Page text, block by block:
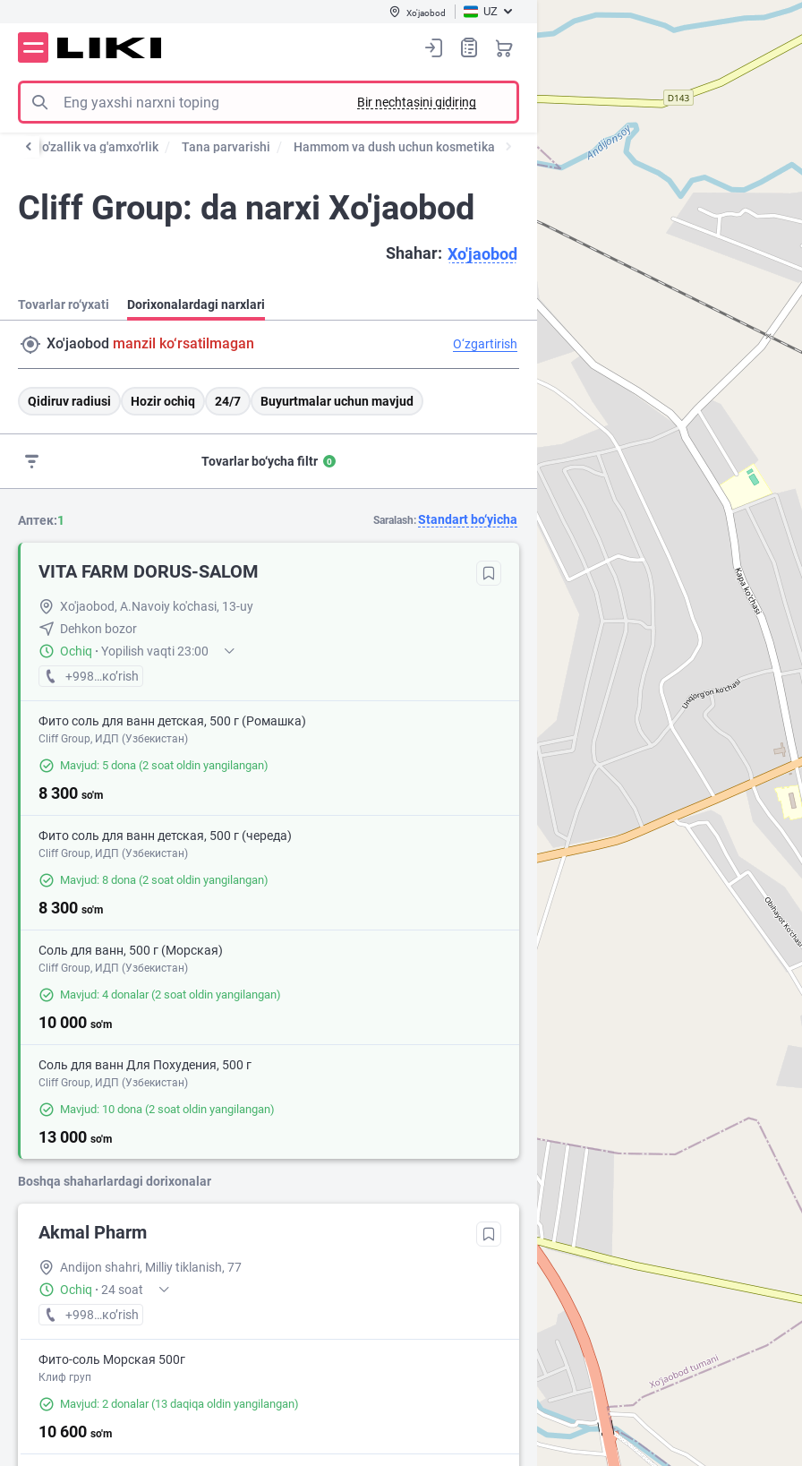
Xo'jaobod UZ
Bir nechtasini qidiring
Go'zallik va g'amxo'rlik Tana parvarishi Hammom va dush uchun kosmetika
Cliff Group: da narxi Xo'jaobod
Shahar: Xo'jaobod
Tovarlar ro‘yxati Dorixonalardagi narxlari
Xo'jaobod manzil ko‘rsatilmagan O‘zgartirish
Qidiruv radiusi Hozir ochiq 24/7 Buyurtmalar uchun mavjud
Tovarlar bo‘ycha filtr 0
Аптек:1 Saralash:Standart bo‘yicha
VITA FARM DORUS-SALOM
Xo'jaobod, A.Navoiy ko'chasi, 13-uy
Dehkon bozor
Ochiq · Yopilish vaqti 23:00
+998 (90) XXX-XX-XX
кo’rish
Фито соль для ванн детская, 500 г (Ромашка)
Cliff Group, ИДП (Узбекистан)
Mavjud: 5 dona (2 soat oldin yangilangan)
8 300 so'm
Фито соль для ванн детская, 500 г (череда)
Cliff Group, ИДП (Узбекистан)
Mavjud: 8 dona (2 soat oldin yangilangan)
8 300 so'm
Соль для ванн, 500 г (Морская)
Cliff Group, ИДП (Узбекистан)
Mavjud: 4 donalar(2 soat oldin yangilangan)
10 000 so'm
Соль для ванн Для Похудения, 500 г
Cliff Group, ИДП (Узбекистан)
Mavjud: 10 dona (2 soat oldin yangilangan)
13 000 so'm
Boshqa shaharlardagi dorixonalar
Akmal Pharm
Andijon shahri, Milliy tiklanish, 77
Ochiq · 24 soat
+998 (91) XXX-XX-XX
кo’rish
Фито-соль Морская 500г
Клиф груп
Mavjud: 2 donalar(13 daqiqa oldin yangilangan)
10 600 so'm